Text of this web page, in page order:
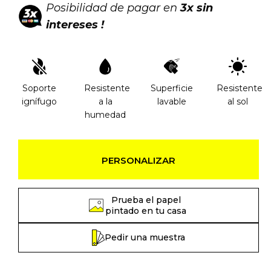
Posibilidad de pagar en3x sin
intereses !
Soporte
ignífugo
Resistente
a la
humedad
Superficie
lavable
Resistente
al sol
PERSONALIZAR
Prueba el papel
pintado en tu casa
Pedir una muestra